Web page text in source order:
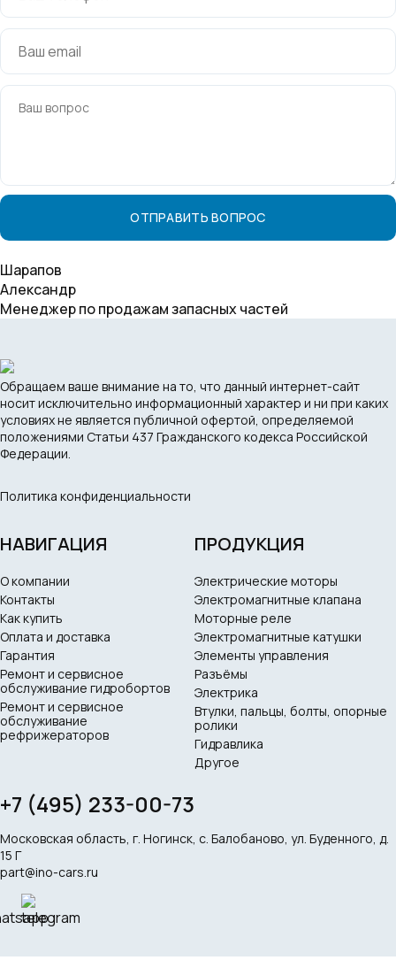
Шарапов
Александр
Менеджер по продажам запасных частей
Обращаем ваше внимание на то, что данный интернет-сайт
носит исключительно информационный характер и ни при каких
условиях не является публичной офертой, определяемой
положениями Статьи 437 Гражданского кодекса Российской
Федерации.
Политика конфиденциальности
НАВИГАЦИЯ
О компании
Контакты
Как купить
Оплата и доставка
Гарантия
Ремонт и сервисное
обслуживание гидробортов
Ремонт и сервисное
обслуживание
рефрижераторов
ПРОДУКЦИЯ
Электрические моторы
Электромагнитные клапана
Моторные реле
Электромагнитные катушки
Элементы управления
Разъёмы
Электрика
Втулки, пальцы, болты, опорные
ролики
Гидравлика
Другое
+7 (495) 233-00-73
Московская область, г. Ногинск, с. Балобаново, ул. Буденного, д.
15 Г
part@ino-cars.ru